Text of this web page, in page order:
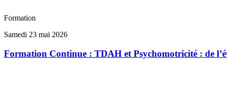
Formation
Samedi 23 mai 2026
Formation Continue : TDAH et Psychomotricité : de